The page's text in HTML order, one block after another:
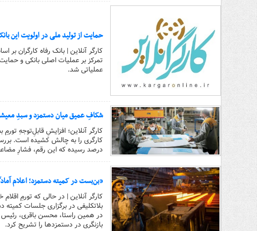
حمایت از تولید ملی در اولویت این
کارگر آنلاین | بانک رفاه
عملیاتی شد.
شکافِ عمیق میان دستمزد و سبدِ
درصد رسیده که این رقم، فشارِ
«بن‌بست در کمیته دستمزد؛ اعلام
کارگر آنلاین | در حالی که تورمِ
بلاتکلیفی در برگزاری جلسات کمیته
در همین راستا، محسن باقری،
بازنگری در دستمزدها را تشریح کرد.